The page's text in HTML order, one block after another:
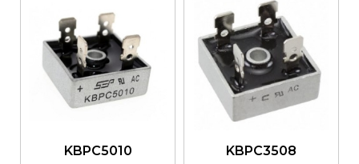
KBPC5010 KBPC3508